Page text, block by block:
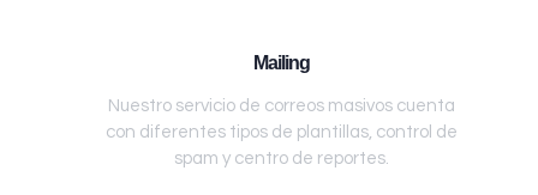
Mailing
Nuestro servicio de correos masivos cuenta
con diferentes tipos de plantillas, control de
spam y centro de reportes.